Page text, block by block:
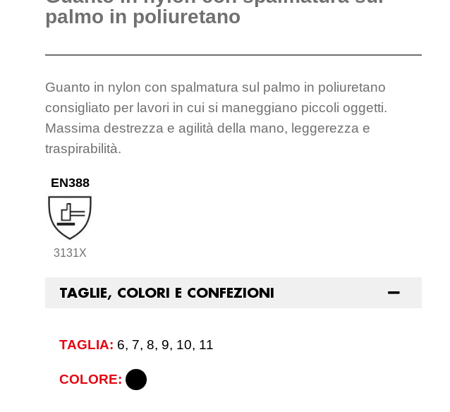
palmo in poliuretano
Guanto in nylon con spalmatura sul palmo in poliuretano
consigliato per lavori in cui si maneggiano piccoli oggetti.
Massima destrezza e agilità della mano, leggerezza e
traspirabilità.
EN388
3131X
TAGLIE, COLORI E CONFEZIONI
TAGLIA: 6, 7, 8, 9, 10, 11
COLORE: